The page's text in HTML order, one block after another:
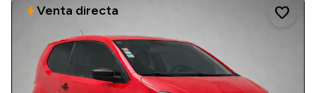
favorite
boltVenta directa